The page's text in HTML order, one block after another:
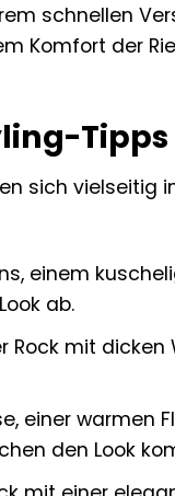
schnellen
Komfort der
Tipps
sich vielseitig
einem
ab.
mit
einer warmen
den Look